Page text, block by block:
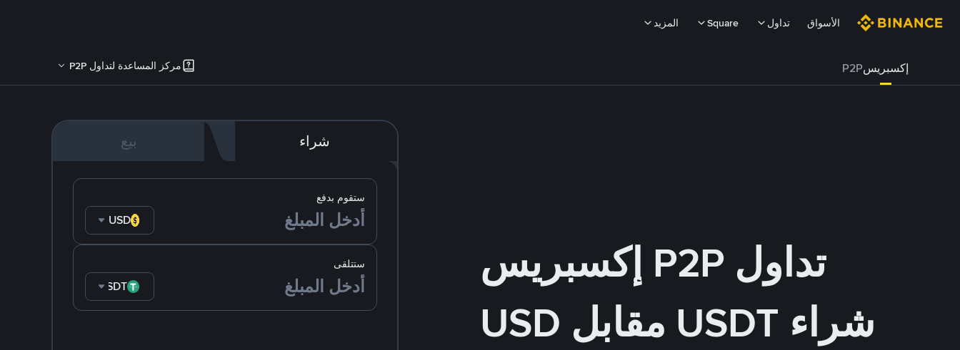
الأسواق تداول Square المزيد
إكسبريسP2P مركز المساعدة لتداول P2P
تداول P2P إكسبريس
شراء USDT مقابل USD
شراء بيع
ستقوم بدفع
USD
ستتلقى
USDT